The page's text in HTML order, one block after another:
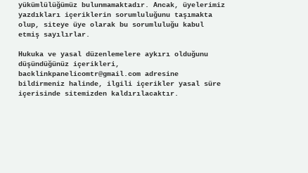
yükümlülüğümüz bulunmamaktadır. Ancak, üyelerimiz
yazdıkları içeriklerin sorumluluğunu taşımakta
olup, siteye üye olarak bu sorumluluğu kabul
etmiş sayılırlar.
Hukuka ve yasal düzenlemelere aykırı olduğunu
düşündüğünüz içerikleri,
backlinkpanelicomtr@gmail.comadresine
bildirmeniz halinde, ilgili içerikler yasal süre
içerisinde sitemizden kaldırılacaktır.